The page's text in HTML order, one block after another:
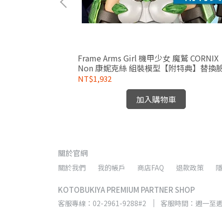
Frame Arms Girl 機甲少女 魔鷲 CORNIX
Non 康妮克絲 組裝模型【附特典】替換
NT$1,932
加入購物車
關於官網
關於我們 我的帳戶 商店FAQ 退款政策
KOTOBUKIYA PREMIUM PARTNER SHOP
客服專線：02-2961-9288#2 客服時間：週一至